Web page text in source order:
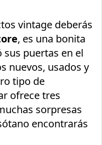
vintage deberás
, es una bonita
puertas en el
nuevos, usados y
tipo de
ofrece tres
sorpresas
encontrarás